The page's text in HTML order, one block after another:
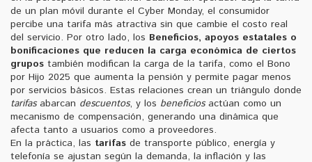
de un plan móvil durante el Cyber Monday, el consumidor
percibe una tarifa más atractiva sin que cambie el costo real
del servicio. Por otro lado, los Beneficios, apoyos estatales o
bonificaciones que reducen la carga económica de ciertos
grupos también modifican la carga de la tarifa, como el Bono
por Hijo 2025 que aumenta la pensión y permite pagar menos
por servicios básicos. Estas relaciones crean un triángulo donde
tarifasabarcan descuentos, y los beneficiosactúan como un
mecanismo de compensación, generando una dinámica que
afecta tanto a usuarios como a proveedores.
En la práctica, las tarifas de transporte público, energía y
telefonía se ajustan según la demanda, la inflación y las